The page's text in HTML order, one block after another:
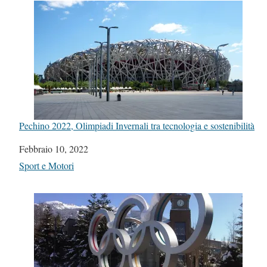
Pechino 2022, Olimpiadi Invernali tra tecnologia e sostenibilità
Data
Febbraio 10, 2022
In relazione a
Sport e Motori